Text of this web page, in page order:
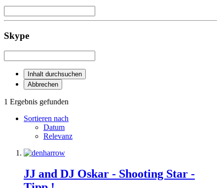
Skype
Inhalt durchsuchen
Abbrechen
1 Ergebnis gefunden
Sortieren nach
Datum
Relevanz
JJ and DJ Oskar - Shooting Star -